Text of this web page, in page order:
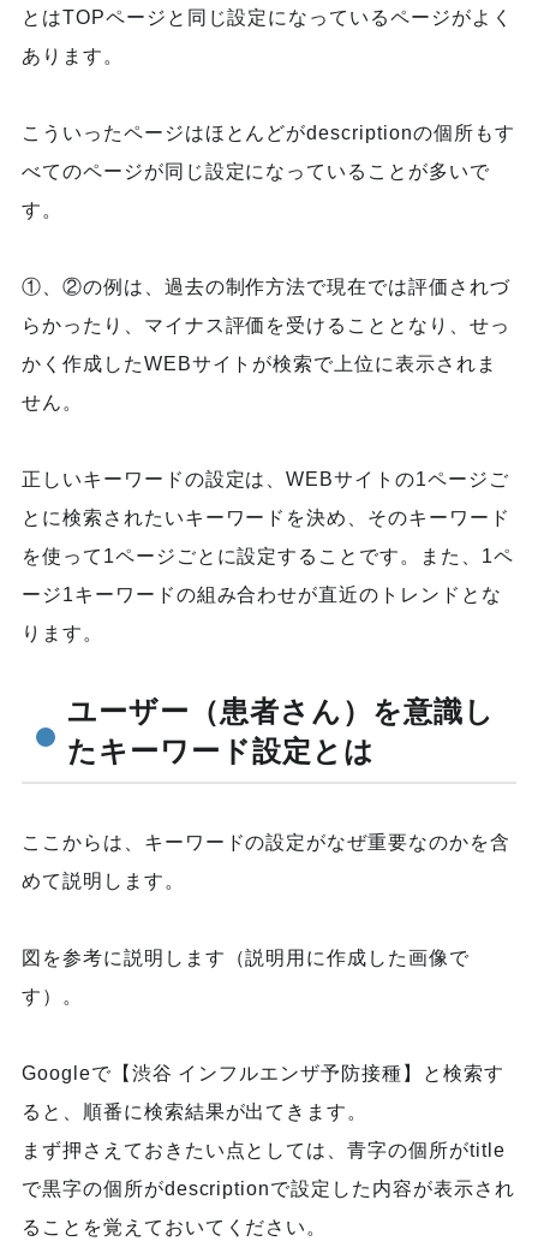
とはTOPページと同じ設定になっているページがよく
あります。
こういったページはほとんどがdescriptionの個所もす
べてのページが同じ設定になっていることが多いで
す。
①、②の例は、過去の制作方法で現在では評価されづ
らかったり、マイナス評価を受けることとなり、せっ
かく作成したWEBサイトが検索で上位に表示されま
せん。
正しいキーワードの設定は、WEBサイトの1ページご
とに検索されたいキーワードを決め、そのキーワード
を使って1ページごとに設定することです。また、1ペ
ージ1キーワードの組み合わせが直近のトレンドとな
ります。
ユーザー（患者さん）を意識し
たキーワード設定とは
ここからは、キーワードの設定がなぜ重要なのかを含
めて説明します。
図を参考に説明します（説明用に作成した画像で
す）。
Googleで【渋谷 インフルエンザ予防接種】と検索す
ると、順番に検索結果が出てきます。
まず押さえておきたい点としては、青字の個所がtitle
で黒字の個所がdescriptionで設定した内容が表示され
ることを覚えておいてください。